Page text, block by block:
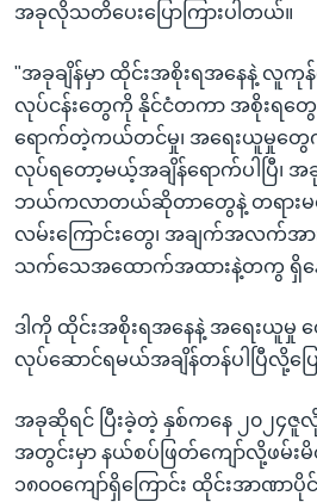
အခုလိုသတိပေးပြောကြားပါတယ်။
"အခုချိန်မှာ ထိုင်းအစိုးရအနေနဲ့ လူကု
လုပ်ငန်းတွေကို နိုင်ငံတကာ အစိုးရတွေနဲ့
ရောက်တဲ့ကယ်တင်မှု၊ အရေးယူမှုတွေကို
လုပ်ရတော့မယ့်အချိန်ရောက်ပါပြီ၊
ဘယ်ကလာတယ်ဆိုတာတွေနဲ့ တရားမဝ
လမ်းကြောင်းတွေ၊ အချက်အလက်အာ
သက်သေအထောက်အထားနဲ့တကွ ရှိန
ဒါကို ထိုင်းအစိုးရအနေနဲ့ အရေးယူ
လုပ်ဆောင်ရမယ်အချိန်တန်ပါပြီလို့ပြ
အခုဆိုရင် ပြီးခဲ့တဲ့ နှစ်ကနေ ၂၀၂
အတွင်းမှာ နယ်စပ်ဖြတ်ကျော်လို့ဖမ်းမိ
၁၈၀၀ကျော်ရှိကြောင်း ထိုင်းအာဏာ